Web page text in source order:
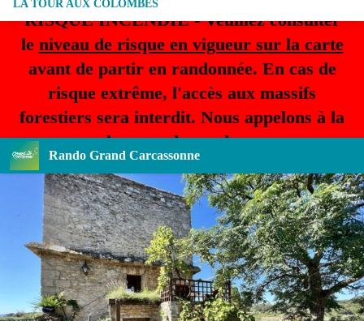
RISQUE INCENDIE - Veuillez consulter
le niveau de risque en vigueur sur la carte
avant de partir en randonnée. En cas de
risque extrême, l'accès aux massifs
forestiers sera interdit. Nous appelons à la
plus grande prudence.
Rando Grand Carcassonne
LA TOUR AUX COLOMBES